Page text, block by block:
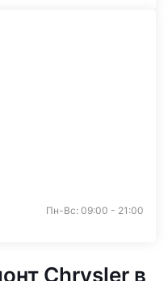
Пн-Вс: 09:00 - 21:00
Chrysler в